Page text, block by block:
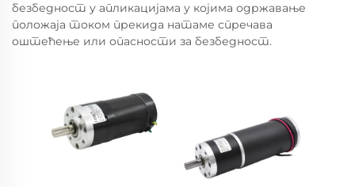
безбедност у апликацијама у којима одржавање
положаја током прекида натаме спречава
оштећење или опасности за безбедност.